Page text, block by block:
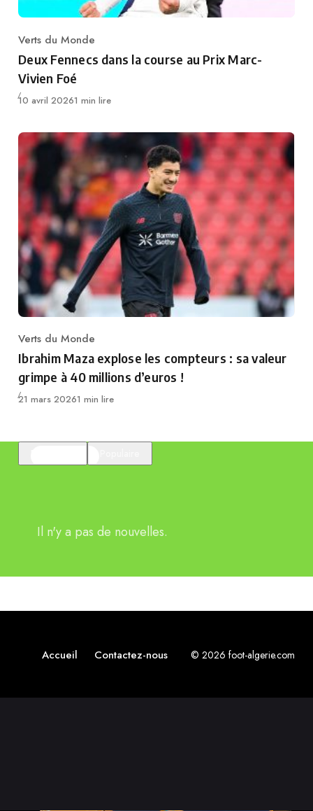
Category
Verts du Monde
Deux Fennecs dans la course au Prix Marc-
Vivien Foé
Publié
10 avril 20261 min lire
Category
Verts du Monde
Ibrahim Maza explose les compteurs : sa valeur
grimpe à 40 millions d’euros !
Publié
21 mars 20261 min lire
Il n'y a pas de nouvelles.
Accueil Contactez-nous © 2026 foot-algerie.com